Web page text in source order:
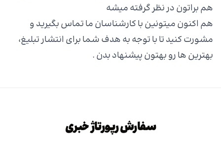
هم براتون در نظر گرفته میشه
هم اکنون میتونین با کارشناسان ما تماس بگیرید و
مشورت کنید تا با توجه به هدف شما برای انتشار تبلیغ،
بهترین ها رو بهتون پیشنهاد بدن .
سفارش رپورتاژ خبری